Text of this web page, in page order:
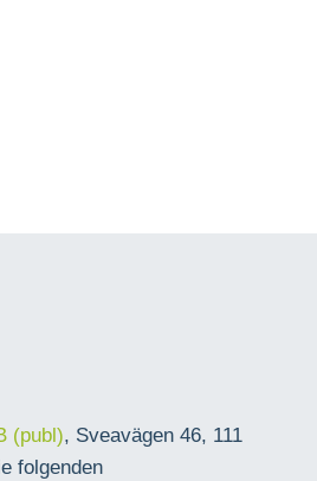
(publ), Sveavägen 46, 111
folgenden